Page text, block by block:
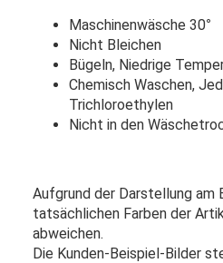
Maschinenwäsche 30°
Nicht Bleichen
Bügeln, Niedrige
Chemisch Waschen,
Trichloroethylen
Nicht in den
Aufgrund der Darstellung am
tatsächlichen Farben der
abweichen.
Die Kunden-Beispiel-Bilder